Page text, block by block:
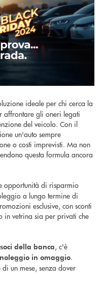
ideale per chi cerca la
affrontare gli oneri legati
del veicolo. Con il
un'auto sempre
o costi imprevisti. Ma non
questa formula ancora
opportunità di risparmio
a lungo termine di
esclusive, con sconti
in vetrina sia per privati che
soci della banca, c'è
in omaggio.
un mese, senza dover